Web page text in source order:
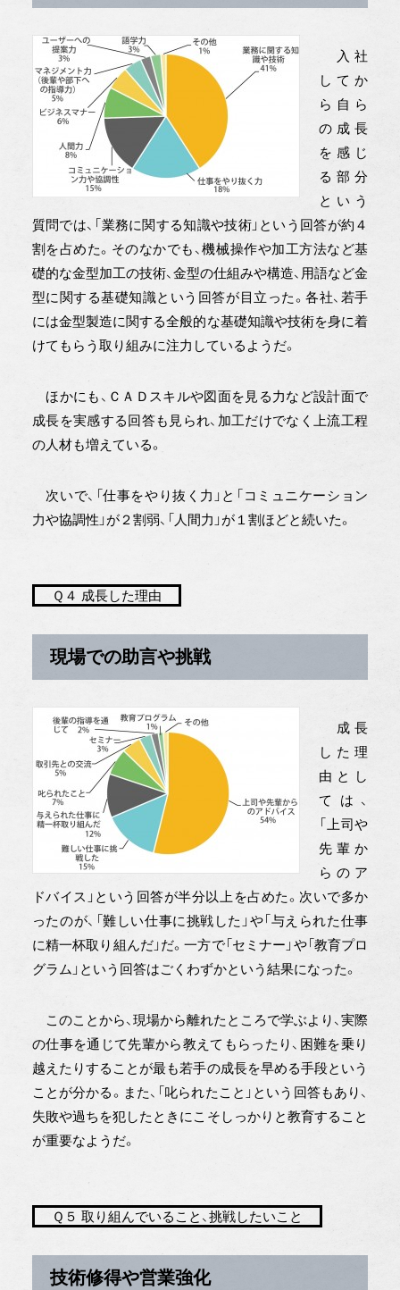
入社
してか
ら自ら
の成長
を感じ
る部分
という
質問では、「業務に関する知識や技術」という回答が約４
割を占めた。そのなかでも、機械操作や加工方法など基
礎的な金型加工の技術、金型の仕組みや構造、用語など金
型に関する基礎知識という回答が目立った。各社、若手
には金型製造に関する全般的な基礎知識や技術を身に着
けてもらう取り組みに注力しているようだ。
ほかにも、ＣＡＤスキルや図面を見る力など設計面で
成長を実感する回答も見られ、加工だけでなく上流工程
の人材も増えている。
次いで、「仕事をやり抜く力」と「コミュニケーション
力や協調性」が２割弱、「人間力」が１割ほどと続いた。
Ｑ４ 成長した理由
現場での助言や挑戦
成長
した理
由とし
ては、
「上司や
先輩か
らのア
ドバイス」という回答が半分以上を占めた。次いで多か
ったのが、「難しい仕事に挑戦した」や「与えられた仕事
に精一杯取り組んだ」だ。一方で「セミナー」や「教育プロ
グラム」という回答はごくわずかという結果になった。
このことから、現場から離れたところで学ぶより、実際
の仕事を通じて先輩から教えてもらったり、困難を乗り
越えたりすることが最も若手の成長を早める手段という
ことが分かる。また、「叱られたこと」という回答もあり、
失敗や過ちを犯したときにこそしっかりと教育すること
が重要なようだ。
Ｑ５ 取り組んでいること、挑戦したいこと
技術修得や営業強化